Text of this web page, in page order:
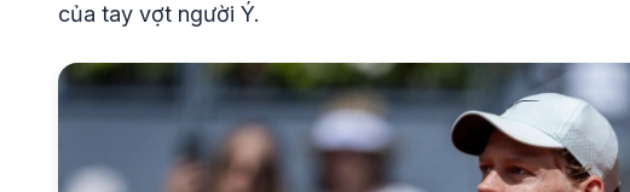
của tay vợt người Ý.